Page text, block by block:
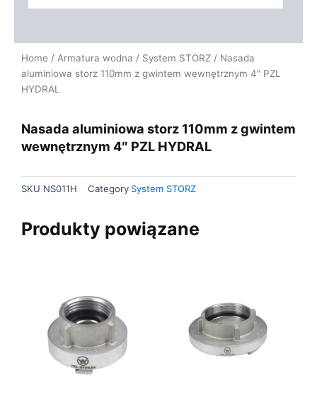
Home / Armatura wodna / System STORZ / Nasada
aluminiowa storz 110mm z gwintem wewnętrznym 4″ PZL
HYDRAL
Nasada aluminiowa storz 110mm z gwintem
wewnętrznym 4″ PZL HYDRAL
SKU NS011H Category System STORZ
Produkty powiązane